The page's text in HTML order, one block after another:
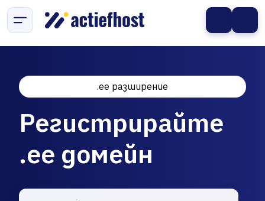
.ee разширение
Регистрирайте
.ee домейн